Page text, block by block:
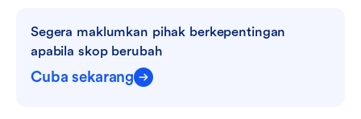
Segera maklumkan pihak berkepentingan
apabila skop berubah
Cuba sekarang